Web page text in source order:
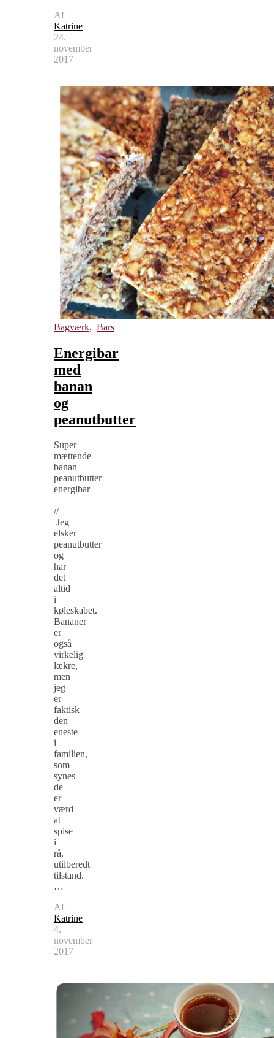
Af
Katrine
24.
november
2017
Bagværk, Bars
Energibar
med
banan
og
peanutbutter
Super
mættende
banan
peanutbutter
energibar
//
Jeg
elsker
peanutbutter
og
har
det
altid
i
køleskabet.
Bananer
er
også
virkelig
lækre,
men
jeg
er
faktisk
den
eneste
i
familien,
som
synes
de
er
værd
at
spise
i
rå,
utilberedt
tilstand.
…
Af
Katrine
4.
november
2017